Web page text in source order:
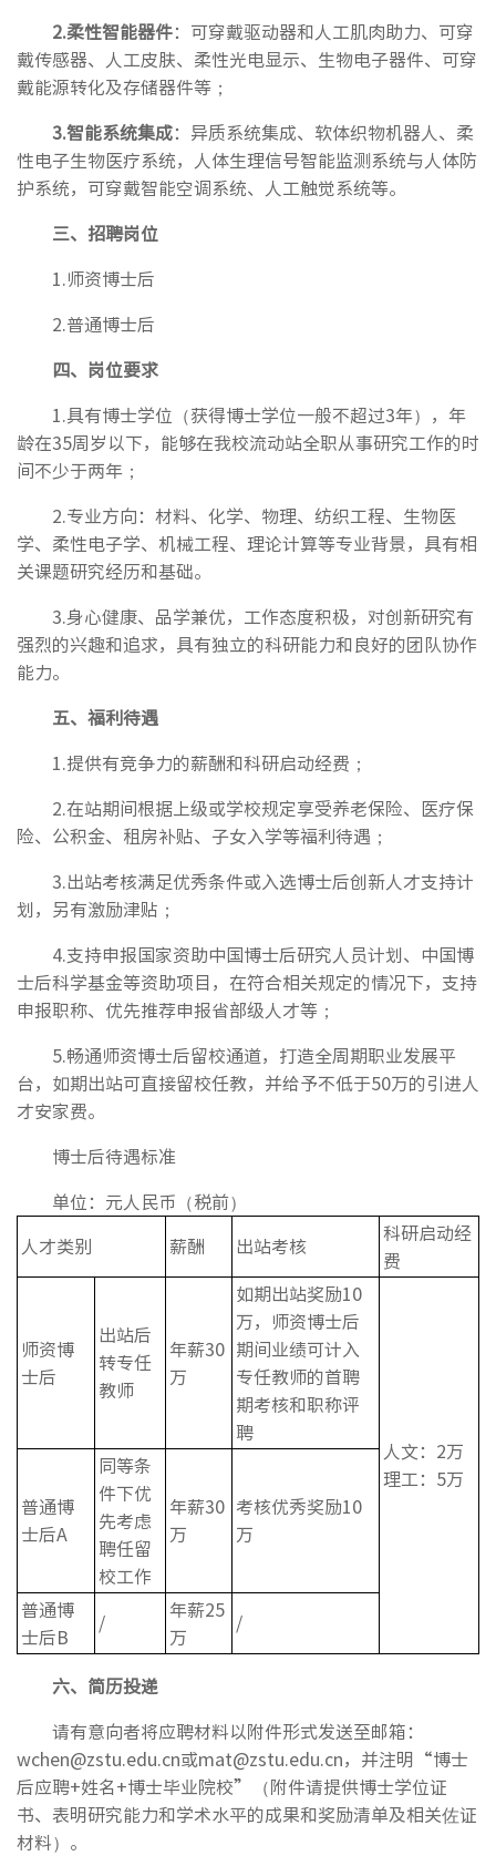
2.柔性智能器件：可穿戴驱动器和人工肌肉助力、可穿
戴传感器、人工皮肤、柔性光电显示、生物电子器件、可穿
戴能源转化及存储器件等；
3.智能系统集成：异质系统集成、软体织物机器人、柔
性电子生物医疗系统，人体生理信号智能监测系统与人体防
护系统，可穿戴智能空调系统、人工触觉系统等。
三、 招聘岗位
1.师资博士后
2.普通博士后
四、岗位要求
1.具有博士学位（获得博士学位一般不超过3年），年
龄在35周岁以下，能够在我校流动站全职从事研究工作的时
间不少于两年；
2.专业方向：材料、化学、物理、纺织工程、生物医
学、柔性电子学、机械工程、理论计算等专业背景，具有相
关课题研究经历和基础。
3.身心健康、品学兼优，工作态度积极，对创新研究有
强烈的兴趣和追求，具有独立的科研能力和良好的团队协作
能力。
五、福利待遇
1.提供有竞争力的薪酬和科研启动经费；
2.在站期间根据上级或学校规定享受养老保险、医疗保
险、公积金、租房补贴、子女入学等福利待遇；
3.出站考核满足优秀条件或入选博士后创新人才支持计
划，另有激励津贴；
4.支持申报国家资助中国博士后研究人员计划、中国博
士后科学基金等资助项目，在符合相关规定的情况下，支持
申报职称、优先推荐申报省部级人才等；
5.畅通师资博士后留校通道，打造全周期职业发展平
台，如期出站可直接留校任教，并给予不低于50万的引进人
才安家费。
博士后待遇标准
单位：元人民币（税前）
人才类别
薪酬 出站考核
科研启动经
费
师资博
士后
出站后
转专任
教师
年薪30
万
如期出站奖励10
万，师资博士后
期间业绩可计入
专任教师的首聘
期考核和职称评
聘
人文：2万
理工：5万
普通博
士后A
同等条
件下优
先考虑
聘任留
校工作
年薪30
万
考核优秀奖励10
万
普通博
士后B
/
年薪25
万
/
六、 简历投递
请有意向者将应聘材料以附件形式发送至邮箱：
wchen@zstu.edu.cn或mat@zstu.edu.cn，并注明“博士
后应聘+姓名+博士毕业院校”（附件请提供博士学位证
书、表明研究能力和学术水平的成果和奖励清单及相关佐证
材料）。